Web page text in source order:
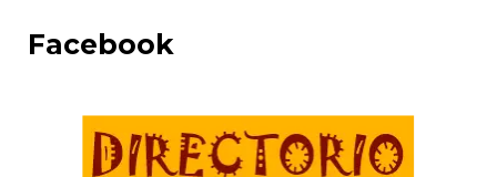
Facebook